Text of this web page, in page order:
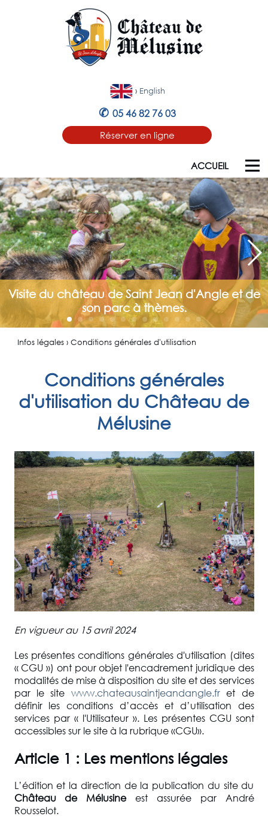
› English
✆ 05 46 82 76 03
Réserver en ligne
ACCUEIL
Visite du château de Saint Jean d'Angle et de
son parc à thèmes.
Infos légales › Conditions générales d'utilisation
Conditions générales
d'utilisation du Château de
Mélusine
En vigueur au 15 avril 2024
Les présentes conditions générales d'utilisation (dites
« CGU ») ont pour objet l'encadrement juridique des
modalités de mise à disposition du site et des services
par le site www.chateausaintjeandangle.fret de
définir les conditions d’accès et d’utilisation des
services par « l'Utilisateur ». Les présentes CGU sont
accessibles sur le site à la rubrique «CGU».
Article 1 : Les mentions légales
L’édition et la direction de la publication du site du
Château de Mélusineest assurée par André
Rousselot.